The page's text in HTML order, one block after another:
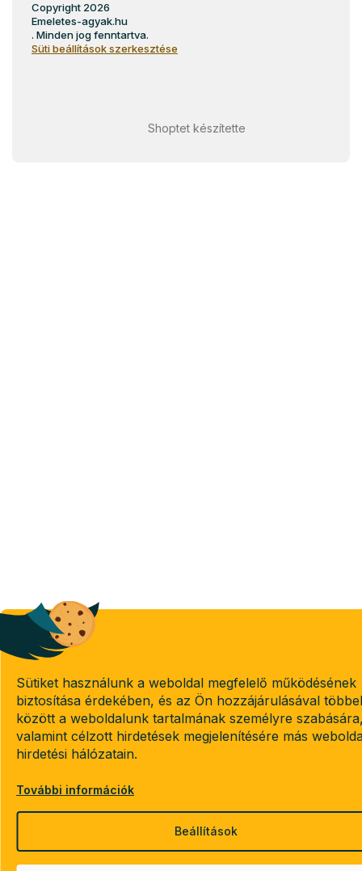
Sütiket használunk a weboldal megfelelő működésének
biztosítása érdekében, és az Ön hozzájárulásával
között a weboldalunk tartalmának személyre
valamint célzott hirdetések megjelenítésére más
hirdetési hálózatain.
További információk
Beállítások
Shoptet készítette
Copyright 2026
Emeletes-agyak.hu
. Minden jog fenntartva.
Süti beállítások szerkesztése